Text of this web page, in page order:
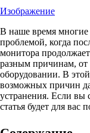
Изображение
В наше время многие
проблемой, когда
монитора
разным причинам, от
оборудовании. В
возможных причин
устранения. Если вы
статья будет для вас